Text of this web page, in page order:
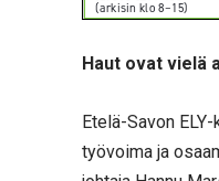
Haut ovat vielä
Etelä-Savon
työvoima ja